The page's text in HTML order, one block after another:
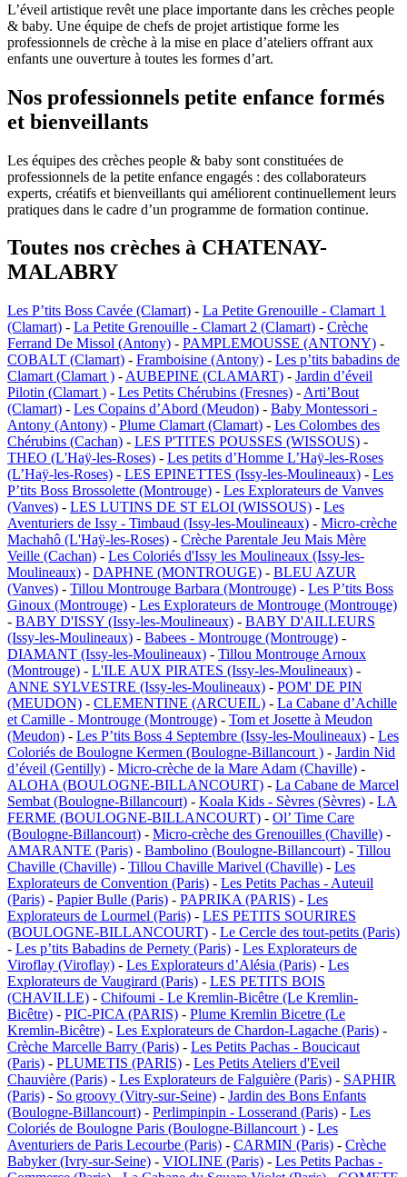
L’éveil artistique revêt une place importante dans les crèches people
& baby. Une équipe de chefs de projet artistique forme les
professionnels de crèche à la mise en place d’ateliers offrant aux
enfants une ouverture à toutes les formes d’art.
Nos professionnels petite enfance formés
et bienveillants
Les équipes des crèches people & baby sont constituées de
professionnels de la petite enfance engagés : des collaborateurs
experts, créatifs et bienveillants qui améliorent continuellement leurs
pratiques dans le cadre d’un programme de formation continue.
Toutes nos crèches à CHATENAY-
MALABRY
Les P’tits Boss Cavée (Clamart) - La Petite Grenouille - Clamart 1
(Clamart) - La Petite Grenouille - Clamart 2 (Clamart) - Crèche
Ferrand De Missol (Antony) - PAMPLEMOUSSE (ANTONY) -
COBALT (Clamart) - Framboisine (Antony) - Les p’tits babadins de
Clamart (Clamart ) - AUBEPINE (CLAMART) - Jardin d’éveil
Pilotin (Clamart ) - Les Petits Chérubins (Fresnes) - Arti’Bout
(Clamart) - Les Copains d’Abord (Meudon) - Baby Montessori -
Antony (Antony) - Plume Clamart (Clamart) - Les Colombes des
Chérubins (Cachan) - LES P'TITES POUSSES (WISSOUS) -
THEO (L'Haÿ-les-Roses) - Les petits d’Homme L’Haÿ-les-Roses
(L’Haÿ-les-Roses) - LES EPINETTES (Issy-les-Moulineaux) - Les
P’tits Boss Brossolette (Montrouge) - Les Explorateurs de Vanves
(Vanves) - LES LUTINS DE ST ELOI (WISSOUS) - Les
Aventuriers de Issy - Timbaud (Issy-les-Moulineaux) - Micro-crèche
Machahô (L'Haÿ-les-Roses) - Crèche Parentale Jeu Mais Mère
Veille (Cachan) - Les Coloriés d'Issy les Moulineaux (Issy-les-
Moulineaux) - DAPHNE (MONTROUGE) - BLEU AZUR
(Vanves) - Tillou Montrouge Barbara (Montrouge) - Les P’tits Boss
Ginoux (Montrouge) - Les Explorateurs de Montrouge (Montrouge)
- BABY D'ISSY (Issy-les-Moulineaux) - BABY D'AILLEURS
(Issy-les-Moulineaux) - Babees - Montrouge (Montrouge) -
DIAMANT (Issy-les-Moulineaux) - Tillou Montrouge Arnoux
(Montrouge) - L'ILE AUX PIRATES (Issy-les-Moulineaux) -
ANNE SYLVESTRE (Issy-les-Moulineaux) - POM' DE PIN
(MEUDON) - CLEMENTINE (ARCUEIL) - La Cabane d’Achille
et Camille - Montrouge (Montrouge) - Tom et Josette à Meudon
(Meudon) - Les P’tits Boss 4 Septembre (Issy-les-Moulineaux) - Les
Coloriés de Boulogne Kermen (Boulogne-Billancourt ) - Jardin Nid
d’éveil (Gentilly) - Micro-crèche de la Mare Adam (Chaville) -
ALOHA (BOULOGNE-BILLANCOURT) - La Cabane de Marcel
Sembat (Boulogne-Billancourt) - Koala Kids - Sèvres (Sèvres) - LA
FERME (BOULOGNE-BILLANCOURT) - Ol’ Time Care
(Boulogne-Billancourt) - Micro-crèche des Grenouilles (Chaville) -
AMARANTE (Paris) - Bambolino (Boulogne-Billancourt) - Tillou
Chaville (Chaville) - Tillou Chaville Marivel (Chaville) - Les
Explorateurs de Convention (Paris) - Les Petits Pachas - Auteuil
(Paris) - Papier Bulle (Paris) - PAPRIKA (PARIS) - Les
Explorateurs de Lourmel (Paris) - LES PETITS SOURIRES
(BOULOGNE-BILLANCOURT) - Le Cercle des tout-petits (Paris)
- Les p’tits Babadins de Pernety (Paris) - Les Explorateurs de
Viroflay (Viroflay) - Les Explorateurs d’Alésia (Paris) - Les
Explorateurs de Vaugirard (Paris) - LES PETITS BOIS
(CHAVILLE) - Chifoumi - Le Kremlin-Bicêtre (Le Kremlin-
Bicêtre) - PIC-PICA (PARIS) - Plume Kremlin Bicetre (Le
Kremlin-Bicêtre) - Les Explorateurs de Chardon-Lagache (Paris) -
Crèche Marcelle Barry (Paris) - Les Petits Pachas - Boucicaut
(Paris) - PLUMETIS (PARIS) - Les Petits Ateliers d'Eveil
Chauvière (Paris) - Les Explorateurs de Falguière (Paris) - SAPHIR
(Paris) - So groovy (Vitry-sur-Seine) - Jardin des Bons Enfants
(Boulogne-Billancourt) - Perlimpinpin - Losserand (Paris) - Les
Coloriés de Boulogne Paris (Boulogne-Billancourt ) - Les
Aventuriers de Paris Lecourbe (Paris) - CARMIN (Paris) - Crèche
Babyker (Ivry-sur-Seine) - VIOLINE (Paris) - Les Petits Pachas -